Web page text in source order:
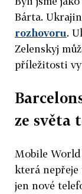
Bárta.
rozhovoru.
Zelenskyj
příležitosti
ze světa
Mobile
která nepřeje
jen nové